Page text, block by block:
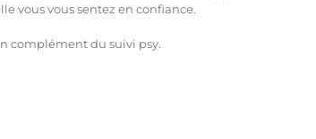
vous vous sentez en confiance.
complément du suivi psy.